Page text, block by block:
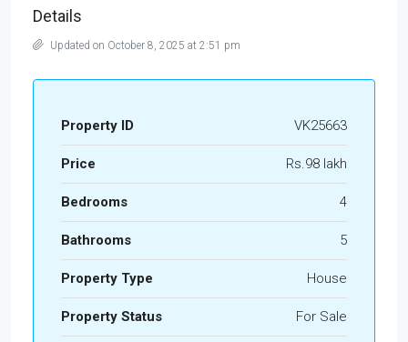
Details
Updated on October 8, 2025 at 2:51 pm
Property ID VK25663
Price Rs.98 lakh
Bedrooms 4
Bathrooms 5
Property Type House
Property Status For Sale